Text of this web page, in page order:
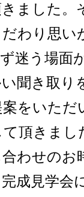
ました。
わり思い
迷う場面
聞き取り
をいただ
頂きまし
わせのお
成見学会